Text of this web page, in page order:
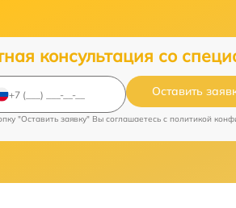
консультация со
Оставить
"Оставить заявку" Вы соглашаетесь c политикой